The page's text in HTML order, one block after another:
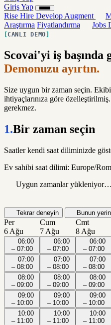
Giriş Yap
Rise Hire Develop Augment
Araştırma Fiyatlandırma Jobs
CANLI DEMO
Scovai'yi iş başında
Demonuzu ayırtın.
Size uygun bir zaman seçin.
ihtiyaçlarınıza göre
gerekmez.
1.Bir zaman seçin
Saatler kendi saat diliminizde
Ev sahibi saat dilimi: Europe/
Uygun zamanlar yükleniyor…
Tekrar deneyin Bunun
Per
6 Ağu
06:00
– 07:00
07:00
– 08:00
08:00
– 09:00
09:00
– 10:00
10:00
– 11:00
Cum
7 Ağu
06:00
– 07:00
07:00
– 08:00
08:00
– 09:00
09:00
– 10:00
10:00
– 11:00
Cmt
8 Ağu
06:00
– 07:00
07:00
– 08:00
08:00
– 09:00
09:00
– 10:00
10:00
– 11:00